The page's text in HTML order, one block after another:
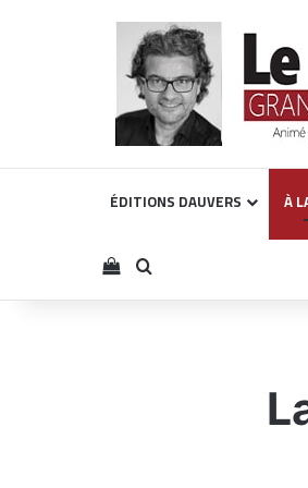
ÉDITIONS DAUVERS À
Voir votre panier
Rechercher